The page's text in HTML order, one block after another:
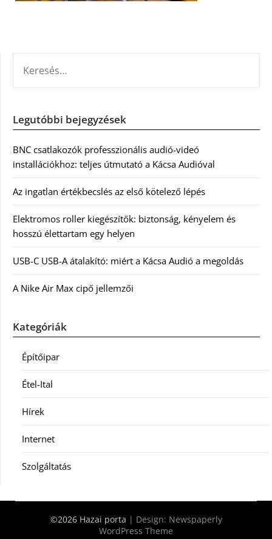
Legutóbbi bejegyzések
BNC csatlakozók professzionális audió-videó
installációkhoz: teljes útmutató a Kácsa Audióval
Az ingatlan értékbecslés az első kötelező lépés
Elektromos roller kiegészítők: biztonság, kényelem és
hosszú élettartam egy helyen
USB-C USB-A átalakító: miért a Kácsa Audió a megoldás
A Nike Air Max cipő jellemzői
Kategóriák
Építőipar
Étel-Ital
Hírek
Internet
Szolgáltatás
©2026 Hazai porta | Design: Newspaperly
WordPress Theme